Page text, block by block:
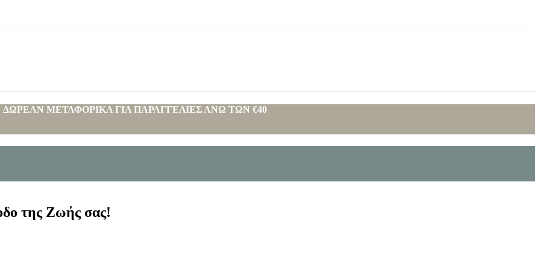
ΔΩΡΕΑΝ ΜΕΤΑΦΟΡΙΚΑ ΓΙΑ ΠΑΡΑΓΓΕΛΙΕΣ ΑΝΩ ΤΩΝ €40
της Ζωής σας!